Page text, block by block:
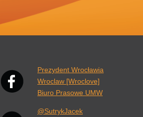
Prezydent Wrocławia
Wroclaw [Wroclove]
Biuro Prasowe UMW
@SutrykJacek